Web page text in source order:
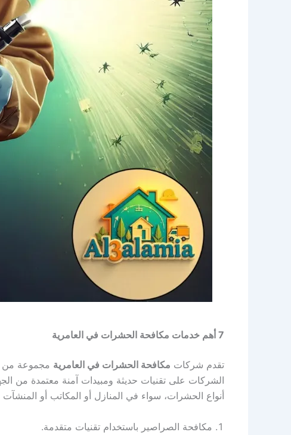
7 أهم خدمات مكافحة الحشرات في العامرية
تقدم شركات مكافحة الحشرات في العامرية مجموعة من
الشركات على تقنيات حديثة ومبيدات آمنة معتمدة من
أنواع الحشرات، سواء في المنازل أو المكاتب أو
مكافحة الصراصير باستخدام تقنيات متقدمة.